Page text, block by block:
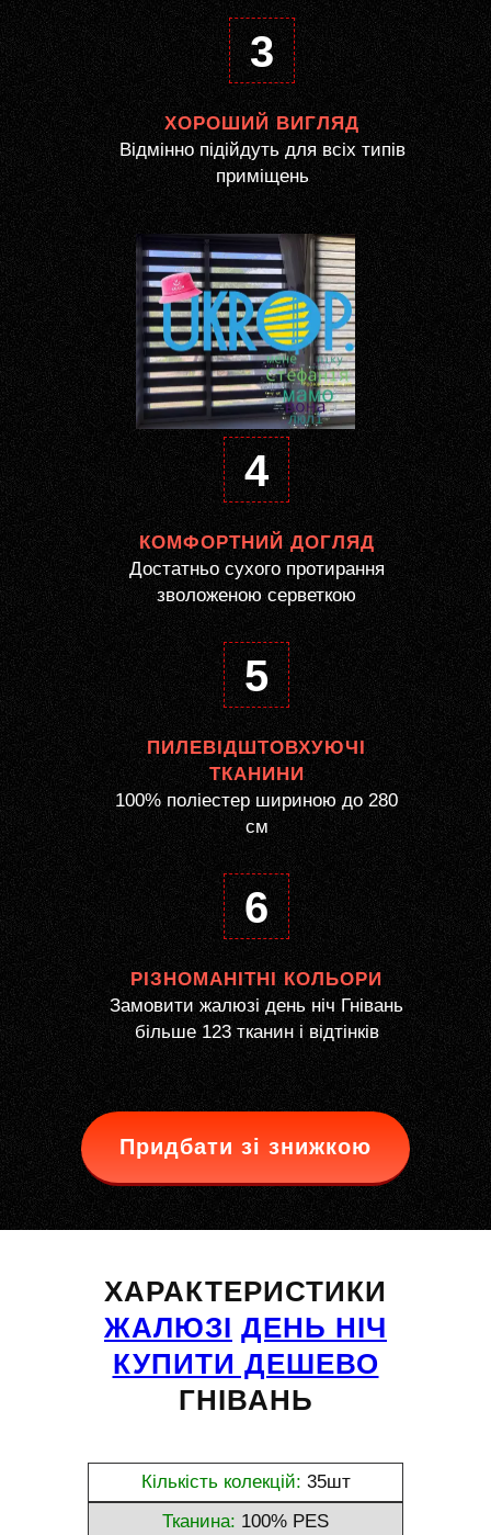
3
ХОРОШИЙ ВИГЛЯД
Відмінно підійдуть для всіх типів
приміщень
4
КОМФОРТНИЙ ДОГЛЯД
Достатньо сухого протирання
зволоженою серветкою
5
ПИЛЕВІДШТОВХУЮЧІ
ТКАНИНИ
100% поліестер шириною до 280
см
6
РІЗНОМАНІТНІ КОЛЬОРИ
Замовити жалюзі день ніч Гнівань
більше 123 тканин і відтінків
Придбати зі знижкою
ХАРАКТЕРИСТИКИ
ЖАЛЮЗІ ДЕНЬ НІЧ
КУПИТИ ДЕШЕВО
ГНІВАНЬ
Кількість колекцій: 35шт
Тканина: 100% PES